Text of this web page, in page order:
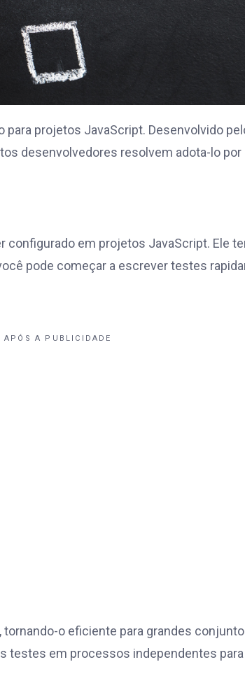
projetos JavaScript. Desenvolvido
desenvolvedores resolvem adota-lo
em projetos JavaScript. Ele
pode começar a escrever testes
APÓS A PUBLICIDADE
o eficiente para grandes
testes em processos independentes para